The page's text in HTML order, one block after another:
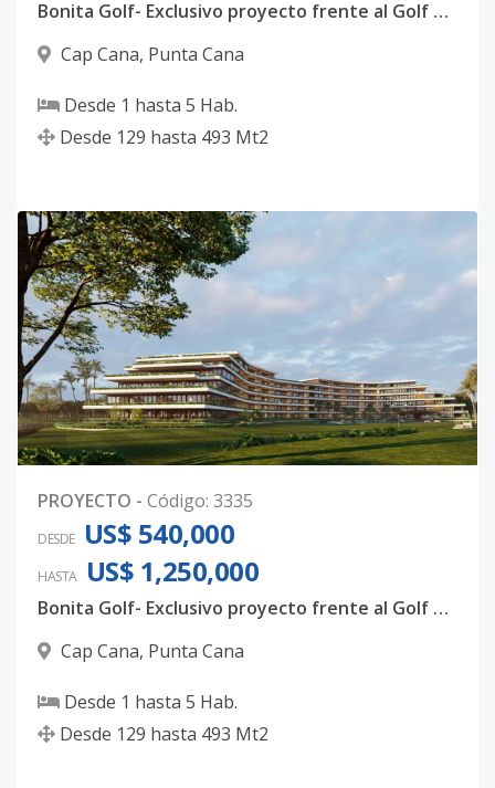
Bonita Golf- Exclusivo proyecto frente al Golf en Cap Cana
Cap Cana, Punta Cana
Desde 1 hasta 5 Hab.
Desde 129 hasta 493 Mt2
PROYECTO - Código: 3335
DESDE US$ 540,000
HASTA US$ 1,250,000
Bonita Golf- Exclusivo proyecto frente al Golf en Cap Cana
Cap Cana, Punta Cana
Desde 1 hasta 5 Hab.
Desde 129 hasta 493 Mt2